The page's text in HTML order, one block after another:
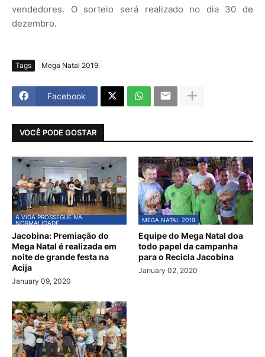
vendedores. O sorteio será realizado no dia 30 de
dezembro.
Tags Mega Natal 2019
Facebook
VOCÊ PODE GOSTAR
A VIDA PROSSEGUE NA
NORMALIDADE
Jacobina: Premiação do
Mega Natal é realizada em
noite de grande festa na
Acija
January 09, 2020
MEGA NATAL 2019
Equipe do Mega Natal doa
todo papel da campanha
para o Recicla Jacobina
January 02, 2020